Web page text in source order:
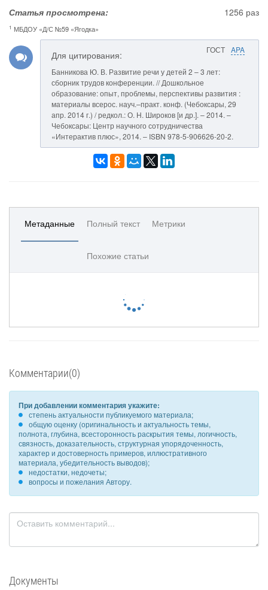
Статья просмотрена:
1256 раз
1 МБДОУ «Д/С №59 «Ягодка»
ГОСТ APA
Для цитирования:
Банникова Ю. В. Развитие речи у детей 2 – 3 лет:
сборник трудов конференции. // Дошкольное
образование: опыт, проблемы, перспективы развития :
материалы всерос. науч.–практ. конф. (Чебоксары, 29
апр. 2014 г.) / редкол.: О. Н. Широков [и др.]. – 2014. –
Чебоксары: Центр научного сотрудничества
«Интерактив плюс», 2014. – ISBN 978-5-906626-20-2.
Метаданные Полный текст Метрики
Похожие статьи
Комментарии(0)
При добавлении комментария укажите:
степень актуальности публикуемого материала;
общую оценку (оригинальность и актуальность темы,
полнота, глубина, всесторонность раскрытия темы, логичность,
связность, доказательность, структурная упорядоченность,
характер и достоверность примеров, иллюстративного
материала, убедительность выводов);
недостатки, недочеты;
вопросы и пожелания Автору.
Документы